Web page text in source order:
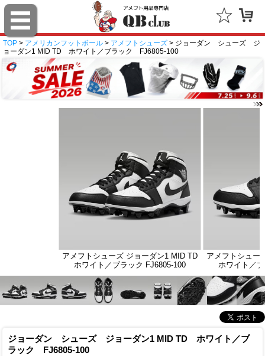
TOP > アメリカンフットボール > アメフトシューズ > ジョーダン シューズ ジ
ョーダン1 MID TD ホワイト／ブラック FJ6805-100
アメフトシューズ ジョーダン1 MID TD
ホワイト／ブラック FJ6805-100
アメフトシュー
ホワイト／
ジョーダン シューズ ジョーダン1 MID TD ホワイト／ブ
ラック FJ6805-100